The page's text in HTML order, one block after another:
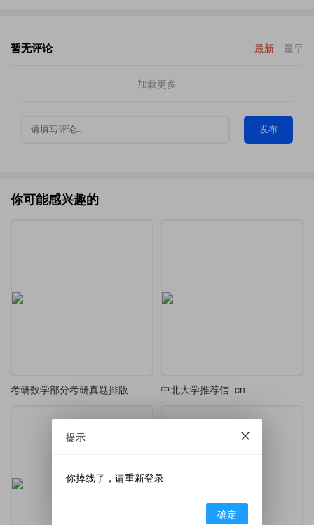
暂无评论 最新 最早
加载更多
发布
你可能感兴趣的
考研数学部分考研真题排版 中北大学推荐信_cn
提示
你掉线了，请重新登录
确定